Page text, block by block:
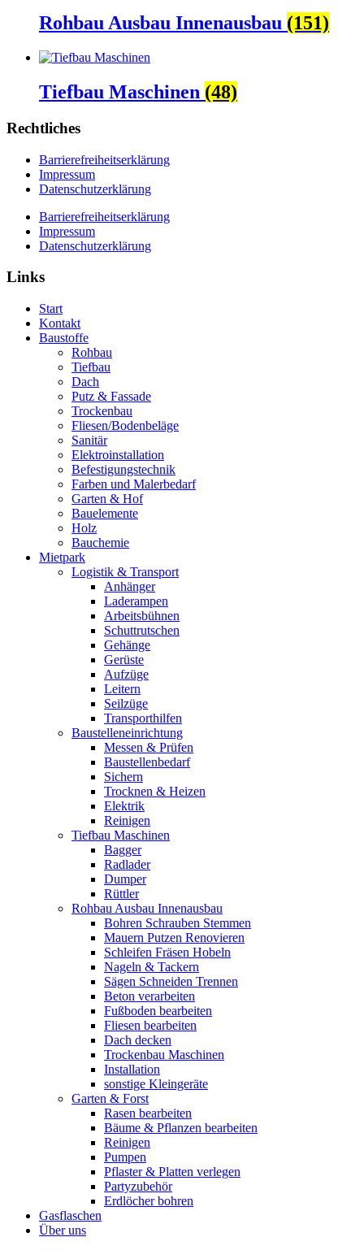
Rohbau Ausbau Innenausbau (151)
Tiefbau Maschinen (48)
Rechtliches
Barrierefreiheitserklärung
Impressum
Datenschutzerklärung
Barrierefreiheitserklärung
Impressum
Datenschutzerklärung
Links
Start
Kontakt
Baustoffe
Rohbau
Tiefbau
Dach
Putz & Fassade
Trockenbau
Fliesen/Bodenbeläge
Sanitär
Elektroinstallation
Befestigungstechnik
Farben und Malerbedarf
Garten & Hof
Bauelemente
Holz
Bauchemie
Mietpark
Logistik & Transport
Anhänger
Laderampen
Arbeitsbühnen
Schuttrutschen
Gehänge
Gerüste
Aufzüge
Leitern
Seilzüge
Transporthilfen
Baustelleneinrichtung
Messen & Prüfen
Baustellenbedarf
Sichern
Trocknen & Heizen
Elektrik
Reinigen
Tiefbau Maschinen
Bagger
Radlader
Dumper
Rüttler
Rohbau Ausbau Innenausbau
Bohren Schrauben Stemmen
Mauern Putzen Renovieren
Schleifen Fräsen Hobeln
Nageln & Tackern
Sägen Schneiden Trennen
Beton verarbeiten
Fußboden bearbeiten
Fliesen bearbeiten
Dach decken
Trockenbau Maschinen
Installation
sonstige Kleingeräte
Garten & Forst
Rasen bearbeiten
Bäume & Pflanzen bearbeiten
Reinigen
Pumpen
Pflaster & Platten verlegen
Partyzubehör
Erdlöcher bohren
Gasflaschen
Über uns